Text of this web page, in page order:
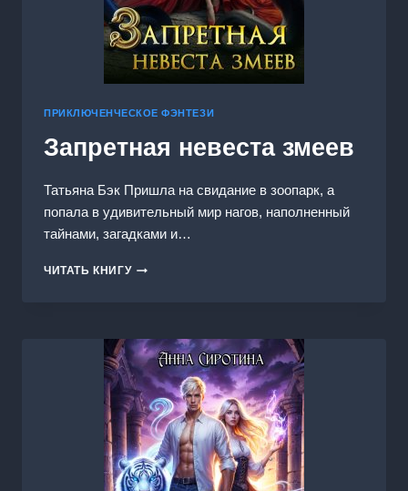
ПРИКЛЮЧЕНЧЕСКОЕ ФЭНТЕЗИ
Запретная невеста змеев
Татьяна Бэк Пришла на свидание в зоопарк, а
попала в удивительный мир нагов, наполненный
тайнами, загадками и…
ЧИТАТЬ КНИГУЗАПРЕТНАЯ